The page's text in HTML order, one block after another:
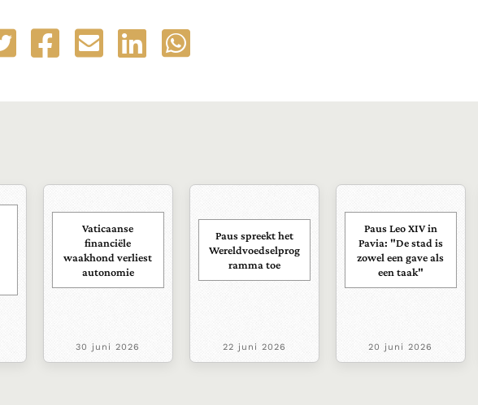
Vaticaanse
financiële
waakhond verliest
autonomie
30 juni 2026
Paus spreekt het
Wereldvoedselprog
ramma toe
22 juni 2026
Paus Leo XIV in
Pavia: "De stad is
zowel een gave als
een taak"
20 juni 2026